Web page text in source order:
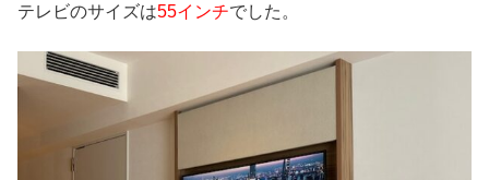
テレビのサイズは55インチでした。